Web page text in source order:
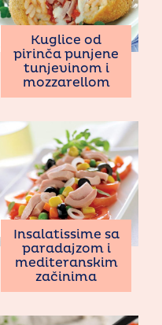
Kuglice od
pirinča punjene
tunjevinom i
mozzarellom
Insalatissime sa
paradajzom i
mediteranskim
začinima